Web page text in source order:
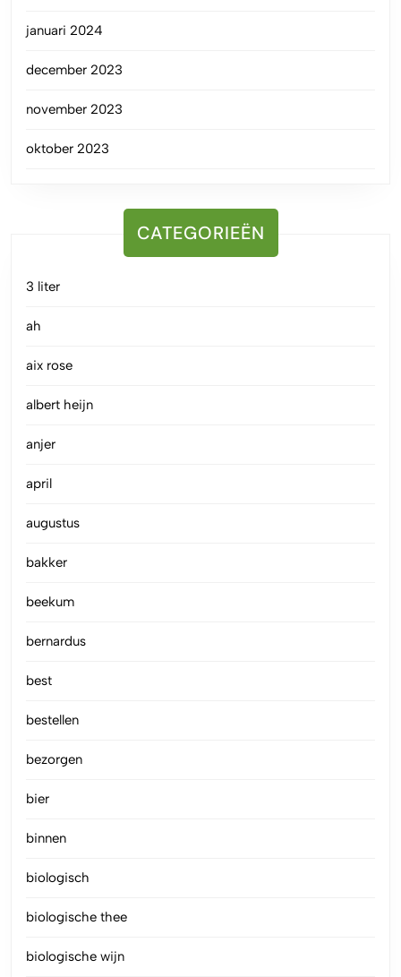
januari 2024
december 2023
november 2023
oktober 2023
CATEGORIEËN
3 liter
ah
aix rose
albert heijn
anjer
april
augustus
bakker
beekum
bernardus
best
bestellen
bezorgen
bier
binnen
biologisch
biologische thee
biologische wijn